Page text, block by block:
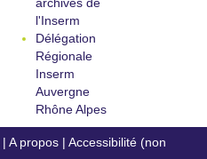
l'Inserm
Délégation
Régionale
Inserm
Auvergne
Rhône Alpes
| A propos | Accessibilité (non